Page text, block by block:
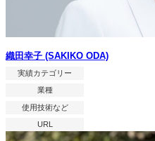
織田幸子 (SAKIKO ODA)
実績カテゴリー
業種
使用技術など
URL